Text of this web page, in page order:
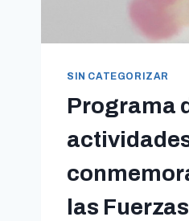
SIN CATEGORIZAR
Programa
las